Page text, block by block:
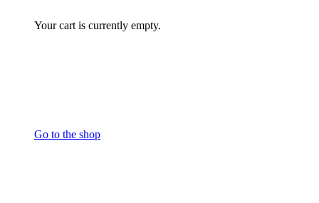
Your cart is currently empty.
Go to the shop